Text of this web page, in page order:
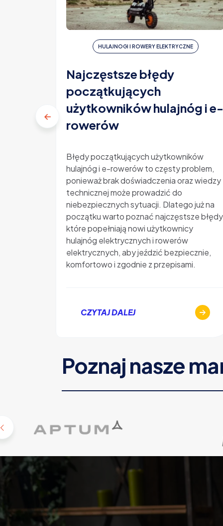
HULAJNOGI I ROWERY ELEKTRYCZNE
Najczęstsze błędy
początkujących
użytkowników hulajnóg i e-
rowerów
Błędy początkujących użytkowników
hulajnóg i e-rowerów to częsty problem,
ponieważ brak doświadczenia oraz wiedzy
technicznej może prowadzić do
niebezpiecznych sytuacji. Dlatego już na
początku warto poznać najczęstsze
które popełniają nowi użytkownicy
hulajnóg elektrycznych i rowerów
elektrycznych, aby jeździć bezpiecznie,
komfortowo i zgodnie z przepisami.
CZYTAJ DALEJ
Poznaj nasze